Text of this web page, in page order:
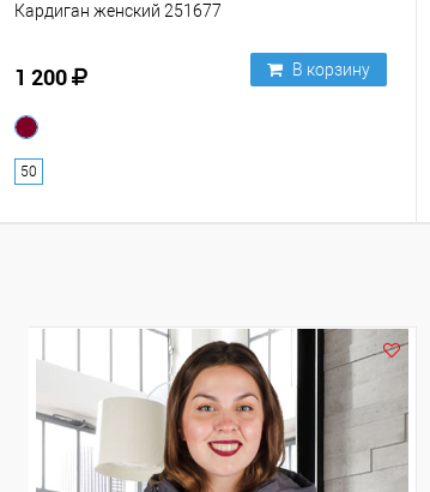
Кардиган женский 251677
1 200 В корзину
50